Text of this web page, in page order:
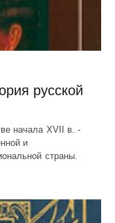
русской
начала XVII в. -
и
страны.